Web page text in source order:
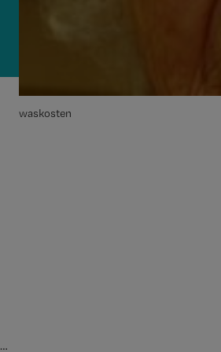
waskosten
…